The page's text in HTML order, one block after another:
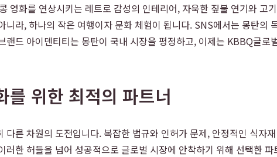
영화를 연상시키는 레트로 감성의 인테리어, 자욱한 짚불 연기와 고
라, 하나의 작은 여행이자 문화 체험이 됩니다. SNS에서는 몽탄의
드 아이덴티티는 몽탄이 국내 시장을 평정하고, 이제는 KBBQ글
를 위한 최적의 파트너
른 차원의 도전입니다. 복잡한 법규와 인허가 문제, 안정적인 식자
한 허들을 넘어 성공적으로 글로벌 시장에 안착하기 위해 선택한